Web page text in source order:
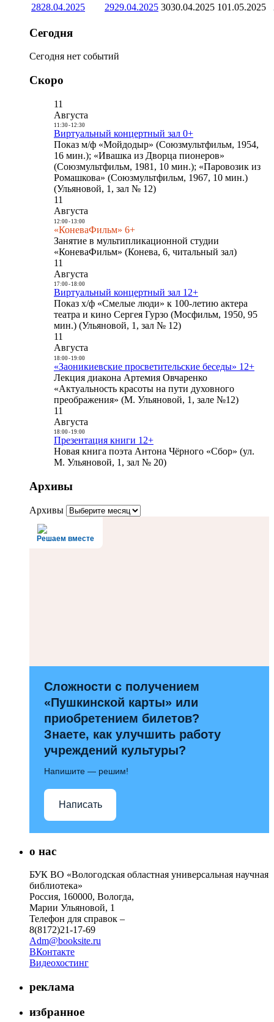
2828.04.2025 2929.04.2025 3030.04.2025 101.05.2025
Сегодня
Сегодня нет событий
Скоро
11
Августа
11:30- 12:30
Виртуальный концертный зал 0+
Показ м/ф «Мойдодыр» (Союзмультфильм, 1954,
16 мин.); «Ивашка из Дворца пионеров»
(Союзмультфильм, 1981, 10 мин.); «Паровозик из
Ромашкова» (Союзмультфильм, 1967, 10 мин.)
(Ульяновой, 1, зал № 12)
11
Августа
12:00- 13:00
«КоневаФильм» 6+
Занятие в мультипликационной студии
«КоневаФильм» (Конева, 6, читальный зал)
11
Августа
17:00- 18:00
Виртуальный концертный зал 12+
Показ х/ф «Смелые люди» к 100-летию актера
театра и кино Сергея Гурзо (Мосфильм, 1950, 95
мин.) (Ульяновой, 1, зал № 12)
11
Августа
18:00- 19:00
«Заоникиевские просветительские беседы» 12+
Лекция диакона Артемия Овчаренко
«Актуальность красоты на пути духовного
преображения» (М. Ульяновой, 1, зале №12)
11
Августа
18:00- 19:00
Презентация книги 12+
Новая книга поэта Антона Чёрного «Сбор» (ул.
М. Ульяновой, 1, зал № 20)
Архивы
Архивы
Решаем вместе
Сложности с получением
«Пушкинской карты» или
приобретением билетов?
Знаете, как улучшить работу
учреждений культуры?
Напишите — решим!
Написать
о нас
БУК ВО «Вологодская областная универсальная научная
библиотека»
Россия, 160000, Вологда,
Марии Ульяновой, 1
Телефон для справок –
8(8172)21-17-69
Adm@booksite.ru
ВКонтакте
Видеохостинг
реклама
избранное